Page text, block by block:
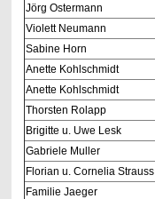
Jörg Ostermann
Violett Neumann
Sabine Horn
Anette Kohlschmidt
Anette Kohlschmidt
Thorsten Rolapp
Brigitte u. Uwe Lesk
Gabriele Muller
Florian u. Cornelia Strauss
Familie Jaeger